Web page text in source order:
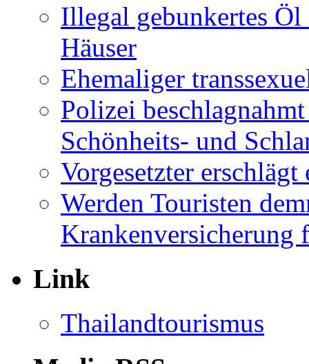
Illegal gebunkertes
Häuser
Ehemaliger
Polizei
Schönheits- und
Vorgesetzter
Werden Touristen
Krankenversicherung
Link
Thailandtourismus